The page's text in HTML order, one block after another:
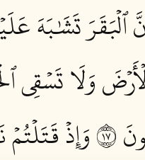
ٱلۡبَقَرَ تَشَٰبَهَ
وَلَا
وَإِذۡ قَتَلۡتُمۡ